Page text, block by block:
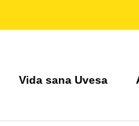
Vida sana Uvesa